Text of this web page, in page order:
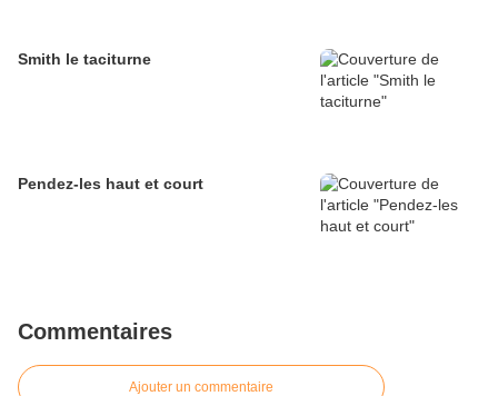
Smith le taciturne
Pendez-les haut et court
Commentaires
Ajouter un commentaire